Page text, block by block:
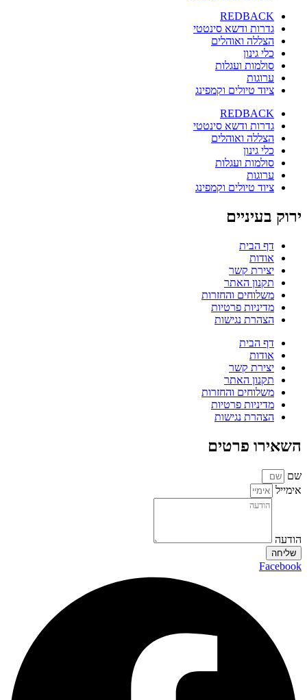
REDBACK
גדרות ודשא סינטטי
הצללה ואוהלים
כלי גינון
סולמות ועגלות
ערוגות
ציוד טיולים וקמפינג
REDBACK
גדרות ודשא סינטטי
הצללה ואוהלים
כלי גינון
סולמות ועגלות
ערוגות
ציוד טיולים וקמפינג
ירוק בעיניים
דף הבית
אודות
יצירת קשר
תקנון האתר
משלוחים והחזרות
מדיניות פרטיות
הצהרת נגישות
דף הבית
אודות
יצירת קשר
תקנון האתר
משלוחים והחזרות
מדיניות פרטיות
הצהרת נגישות
השאירו פרטים
שם
אימייל
הודעה
שליחה
Facebook